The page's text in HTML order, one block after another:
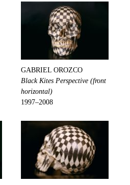
GABRIEL OROZCO
Black Kites Perspective (front
horizontal)
1997–2008